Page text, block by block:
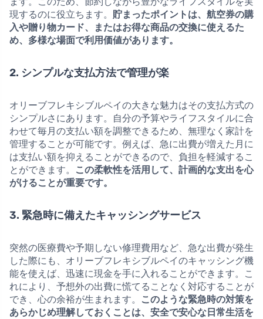
現するのに役立ちます。 貯まったポイントは、航空券の購
入や贈り物カード、またはお得な商品の交換に使えるた
め、多様な場面で利用価値があります。
2. シンプルな支払方法で管理が楽
オリーブフレキシブルペイの大きな魅力はその支払方式の
シンプルさにあります。自分の予算やライフスタイルに合
わせて毎月の支払い額を調整できるため、無理なく家計を
管理することが可能です。例えば、急に出費が増えた月に
は支払い額を抑えることができるので、負担を軽減するこ
とができます。
この柔軟性を活用して、計画的な支出を心
がけることが重要です。
3. 緊急時に備えたキャッシングサービス
突然の医療費や予期しない修理費用など、急な出費が発生
した際にも、オリーブフレキシブルペイのキャッシング機
能を使えば、迅速に現金を手に入れることができます。こ
れにより、予想外の出費に慌てることなく対応することが
でき、心の余裕が生まれます。
このような緊急時の対策を
あらかじめ理解しておくことは、安全で安心な日常生活を